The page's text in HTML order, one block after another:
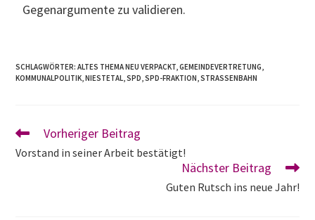
Gegenargumente zu validieren.
SCHLAGWÖRTER:ALTES THEMA NEU VERPACKT,GEMEINDEVERTRETUNG,
KOMMUNALPOLITIK,NIESTETAL,SPD,SPD-FRAKTION,STRASSENBAHN
Vorheriger Beitrag
Vorstand in seiner Arbeit bestätigt!
Nächster Beitrag
Guten Rutsch ins neue Jahr!